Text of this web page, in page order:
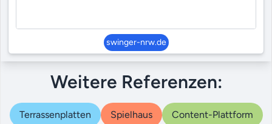
swinger-nrw.de
Weitere Referenzen:
Terrassenplatten Spielhaus Content-Plattform